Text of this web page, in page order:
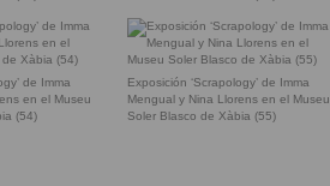
de Imma
en el Museu
(54)
Exposición ‘Scrapology’ de Imma
Mengual y Nina Llorens en el Museu
Soler Blasco de Xàbia (55)